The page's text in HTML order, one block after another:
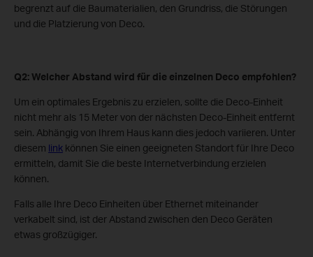
begrenzt auf die Baumaterialien, den Grundriss, die Störungen
und die Platzierung von Deco.
Q2: Welcher Abstand wird für die einzelnen Deco empfohlen?
Um ein optimales Ergebnis zu erzielen, sollte die Deco-Einheit
nicht mehr als 15 Meter von der nächsten Deco-Einheit entfernt
sein. Abhängig von Ihrem Haus kann dies jedoch variieren. Unter
diesem link können Sie einen geeigneten Standort für Ihre Deco
ermitteln, damit Sie die beste Internetverbindung erzielen
können.
Falls alle Ihre Deco Einheiten über Ethernet miteinander
verkabelt sind, ist der Abstand zwischen den Deco Geräten
etwas großzügiger.